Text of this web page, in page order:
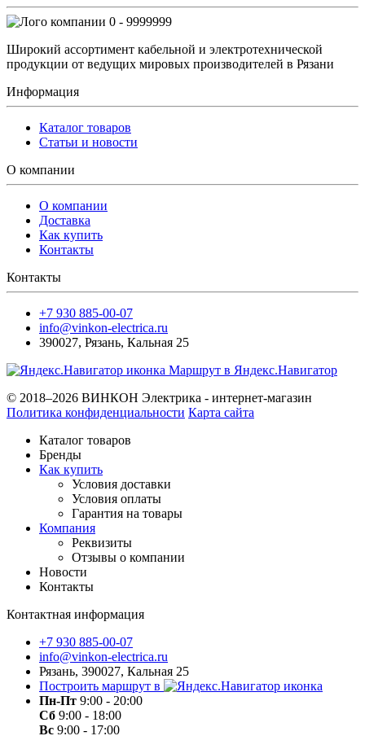
0 - 9999999
Широкий ассортимент кабельной и электротехнической
продукции от ведущих мировых производителей в Рязани
Информация
Каталог товаров
Статьи и новости
О компании
О компании
Доставка
Как купить
Контакты
Контакты
+7 930 885-00-07
info@vinkon-electrica.ru
390027, Рязань, Кальная 25
Маршрут в Яндекс.Навигатор
© 2018–2026 ВИНКОН Электрика - интернет-магазин
Политика конфиденциальности Карта сайта
Каталог товаров
Бренды
Как купить
Условия доставки
Условия оплаты
Гарантия на товары
Компания
Реквизиты
Отзывы о компании
Новости
Контакты
Контактная информация
+7 930 885-00-07
info@vinkon-electrica.ru
Рязань, 390027, Кальная 25
Построить маршрут в
Пн-Пт 9:00 - 20:00
Сб 9:00 - 18:00
Вс 9:00 - 17:00